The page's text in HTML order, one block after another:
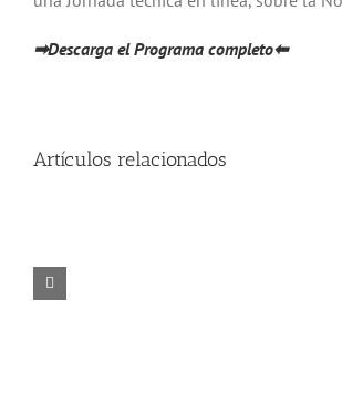
➡Descarga el Programa completo⬅
Artículos relacionados